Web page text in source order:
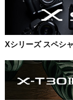
Xシリーズ スペシ